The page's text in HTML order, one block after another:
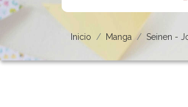
Inicio Manga Seinen -